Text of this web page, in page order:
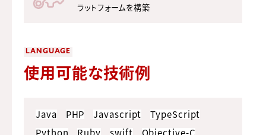
ラットフォームを構築
LANGUAGE
使用可能な技術例
Java PHP Javascript
TypeScript
Python
Ruby swift
Objective-C